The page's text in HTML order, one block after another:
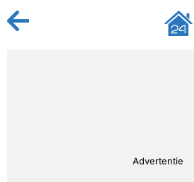
Advertentie